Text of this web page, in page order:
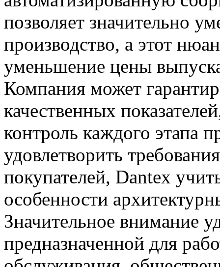
позволяет значительно
производство, а этот
уменьшение цены
Компания может
качественных
контроль каждого этапа
удовлетворить
покупателей, Dantex
особенности
Значительное внимание
предназначенной для